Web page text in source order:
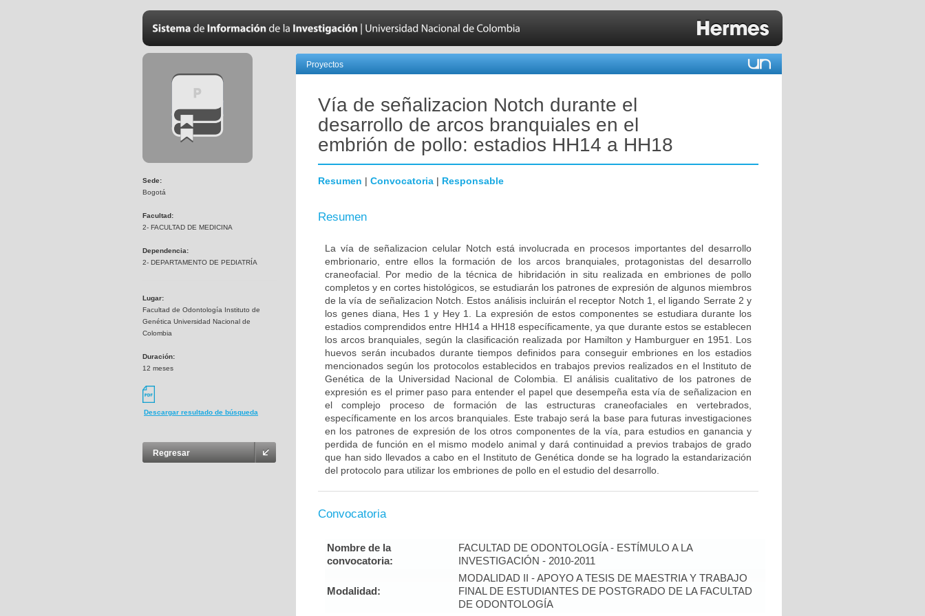
Sede:
Bogotá
Facultad:
2- FACULTAD DE MEDICINA
Dependencia:
2- DEPARTAMENTO DE PEDIATRÍA
Lugar:
Facultad de Odontología Instituto de
Genética Universidad Nacional de
Colombia
Duración:
12 meses
Descargar resultado de búsqueda
Regresar
Proyectos
Vía de señalizacion Notch durante el
desarrollo de arcos branquiales en el
embrión de pollo: estadios HH14 a HH18
Resumen | Convocatoria | Responsable
Resumen
La vía de señalizacion celular Notch está involucrada en procesos importantes del desarrollo
embrionario, entre ellos la formación de los arcos branquiales, protagonistas del desarrollo
craneofacial. Por medio de la técnica de hibridación in situ realizada en embriones de pollo
completos y en cortes histológicos, se estudiarán los patrones de expresión de algunos miembros
de la vía de señalizacion Notch. Estos análisis incluirán el receptor Notch 1, el ligando Serrate 2 y
los genes diana, Hes 1 y Hey 1. La expresión de estos componentes se estudiara durante los
estadios comprendidos entre HH14 a HH18 específicamente, ya que durante estos se establecen
los arcos branquiales, según la clasificación realizada por Hamilton y Hamburguer en 1951. Los
huevos serán incubados durante tiempos definidos para conseguir embriones en los estadios
mencionados según los protocolos establecidos en trabajos previos realizados en el Instituto de
Genética de la Universidad Nacional de Colombia. El análisis cualitativo de los patrones de
expresión es el primer paso para entender el papel que desempeña esta vía de señalizacion en
el complejo proceso de formación de las estructuras craneofaciales en vertebrados,
específicamente en los arcos branquiales. Este trabajo será la base para futuras investigaciones
en los patrones de expresión de los otros componentes de la vía, para estudios en ganancia y
perdida de función en el mismo modelo animal y dará continuidad a previos trabajos de grado
que han sido llevados a cabo en el Instituto de Genética donde se ha logrado la estandarización
del protocolo para utilizar los embriones de pollo en el estudio del desarrollo.
Convocatoria
Nombre de la
convocatoria:
FACULTAD DE ODONTOLOGÍA - ESTÍMULO A LA
INVESTIGACIÓN - 2010-2011
Modalidad:
MODALIDAD II - APOYO A TESIS DE MAESTRIA Y TRABAJO
FINAL DE ESTUDIANTES DE POSTGRADO DE LA FACULTAD
DE ODONTOLOGÍA